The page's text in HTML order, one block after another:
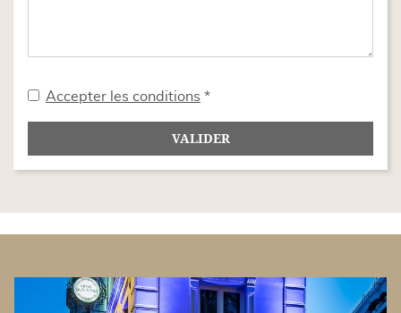
Accepter les conditions *
VALIDER
BANNERS